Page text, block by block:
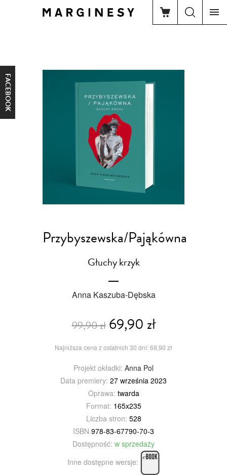
FACEBOOK
Przybyszewska/Pająkówna
Głuchy krzyk
Anna Kaszuba-Dębska
99,90 zł69,90 zł
Najniższa cena z ostatnich 30 dni: 69,90 zł
Projekt okładki: Anna Pol
Data premiery: 27 września 2023
Oprawa: twarda
Format: 165x235
Liczba stron: 528
ISBN 978-83-67790-70-3
Dostępność: w sprzedaży
Inne dostępne wersje: